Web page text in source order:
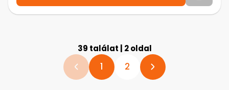
39 találat | 2 oldal
1 2